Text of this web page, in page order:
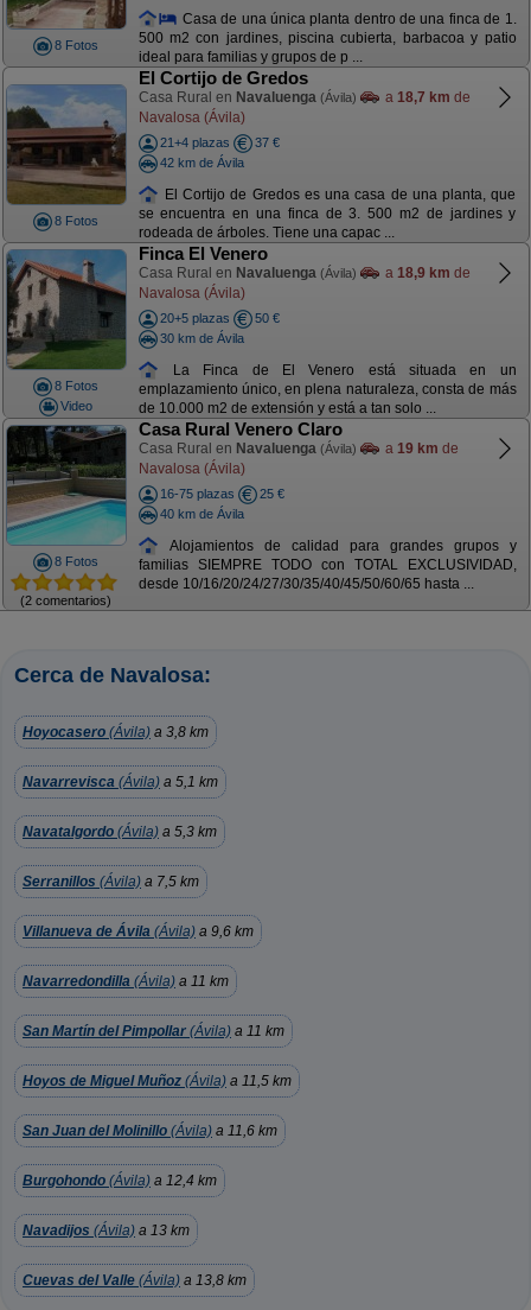
8 Fotos
Casa de una única planta dentro de una finca de 1.
500 m2 con jardines, piscina cubierta, barbacoa y patio
ideal para familias y grupos de p ...
8 Fotos
El Cortijo de Gredos
Casa Rural en Navaluenga (Ávila) a 18,7 km de
Navalosa (Ávila)
21+4 plazas
37 €
42 km de Ávila
El Cortijo de Gredos es una casa de una planta, que
se encuentra en una finca de 3. 500 m2 de jardines y
rodeada de árboles. Tiene una capac ...
8 Fotos
Video
Finca El Venero
Casa Rural en Navaluenga (Ávila) a 18,9 km de
Navalosa (Ávila)
20+5 plazas
50 €
30 km de Ávila
La Finca de El Venero está situada en un
emplazamiento único, en plena naturaleza, consta de más
de 10.000 m2 de extensión y está a tan solo ...
8 Fotos
(2 comentarios)
Casa Rural Venero Claro
Casa Rural en Navaluenga (Ávila) a 19 km de
Navalosa (Ávila)
16-75 plazas
25 €
40 km de Ávila
Alojamientos de calidad para grandes grupos y
familias SIEMPRE TODO con TOTAL EXCLUSIVIDAD,
desde 10/16/20/24/27/30/35/40/45/50/60/65 hasta ...
Cerca de Navalosa:
Hoyocasero (Ávila) a 3,8 km
Navarrevisca (Ávila) a 5,1 km
Navatalgordo (Ávila) a 5,3 km
Serranillos (Ávila) a 7,5 km
Villanueva de Ávila (Ávila) a 9,6 km
Navarredondilla (Ávila) a 11 km
San Martín del Pimpollar (Ávila) a 11 km
Hoyos de Miguel Muñoz (Ávila) a 11,5 km
San Juan del Molinillo (Ávila) a 11,6 km
Burgohondo (Ávila) a 12,4 km
Navadijos (Ávila) a 13 km
Cuevas del Valle (Ávila) a 13,8 km